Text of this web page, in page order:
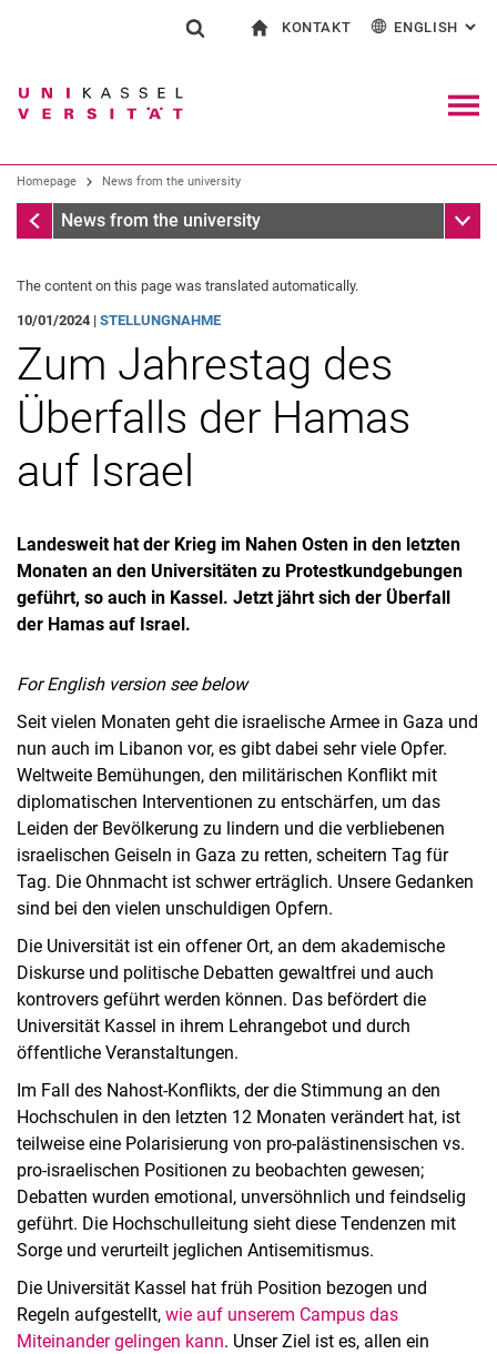
Jump directly to: content
Jump directly to: search
Jump directly to: main
Search (opens an external link in a
KONTAKT
Contact for press and public
Search facilities
ENGLISH :
Homepage News from the university
Homepage
News from the university Sub
The content on this page was translated automatically.
10/01/2024 | STELLUNGNAHME
Zum Jahrestag des
Überfalls der Hamas
auf Israel
Landesweit hat der Krieg im Nahen Osten in den letzten
Monaten an den Universitäten zu Protestkundgebungen
geführt, so auch in Kassel. Jetzt jährt sich der Überfall
der Hamas auf Israel.
For English version see below
Seit vielen Monaten geht die israelische Armee in Gaza und
nun auch im Libanon vor, es gibt dabei sehr viele Opfer.
Weltweite Bemühungen, den militärischen Konflikt mit
diplomatischen Interventionen zu entschärfen, um das
Leiden der Bevölkerung zu lindern und die verbliebenen
israelischen Geiseln in Gaza zu retten, scheitern Tag für
Tag. Die Ohnmacht ist schwer erträglich. Unsere Gedanken
sind bei den vielen unschuldigen Opfern.
Die Universität ist ein offener Ort, an dem akademische
Diskurse und politische Debatten gewaltfrei und auch
kontrovers geführt werden können. Das befördert die
Universität Kassel in ihrem Lehrangebot und durch
öffentliche Veranstaltungen.
Im Fall des Nahost-Konflikts, der die Stimmung an den
Hochschulen in den letzten 12 Monaten verändert hat, ist
teilweise eine Polarisierung von pro-palästinensischen vs.
pro-israelischen Positionen zu beobachten gewesen;
Debatten wurden emotional, unversöhnlich und feindselig
geführt. Die Hochschulleitung sieht diese Tendenzen mit
Sorge und verurteilt jeglichen Antisemitismus.
Die Universität Kassel hat früh Position bezogen und
Regeln aufgestellt, wie auf unserem Campus das
Miteinander gelingen kann. Unser Ziel ist es, allen ein